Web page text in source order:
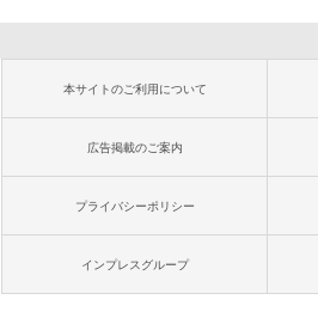
本サイトのご利用について
広告掲載のご案内
プライバシーポリシー
インプレスグループ